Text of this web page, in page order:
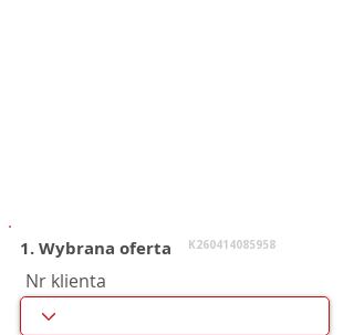
1. Wybrana oferta K260414085958
Nr klienta